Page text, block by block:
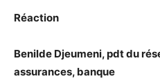
Réaction
Benilde Djeumeni, pdt du
assurances, banque